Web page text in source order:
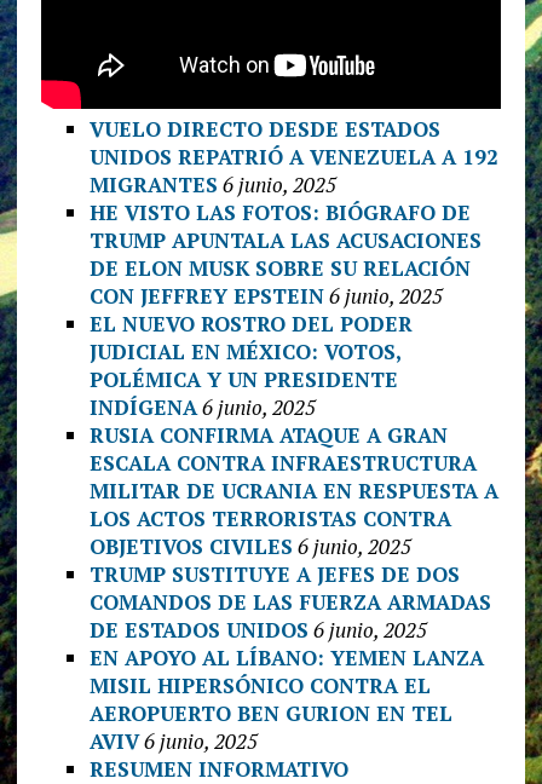
VUELO DIRECTO DESDE ESTADOS
UNIDOS REPATRIÓ A VENEZUELA A 192
MIGRANTES 6 junio, 2025
HE VISTO LAS FOTOS: BIÓGRAFO DE
TRUMP APUNTALA LAS ACUSACIONES
DE ELON MUSK SOBRE SU RELACIÓN
CON JEFFREY EPSTEIN6 junio, 2025
EL NUEVO ROSTRO DEL PODER
JUDICIAL EN MÉXICO: VOTOS,
POLÉMICA Y UN PRESIDENTE
INDÍGENA6 junio, 2025
RUSIA CONFIRMA ATAQUE A GRAN
ESCALA CONTRA INFRAESTRUCTURA
MILITAR DE UCRANIA EN RESPUESTA A
LOS ACTOS TERRORISTAS CONTRA
OBJETIVOS CIVILES 6 junio, 2025
TRUMP SUSTITUYE A JEFES DE DOS
COMANDOS DE LAS FUERZA ARMADAS
DE ESTADOS UNIDOS 6 junio, 2025
EN APOYO AL LÍBANO: YEMEN LANZA
MISIL HIPERSÓNICO CONTRA EL
AEROPUERTO BEN GURION EN TEL
AVIV6 junio, 2025
RESUMEN INFORMATIVO